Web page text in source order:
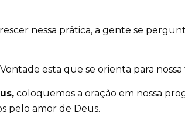
nessa prática, a gente se
Vontade esta que se orienta para
coloquemos a oração em nossa
pelo amor de Deus.